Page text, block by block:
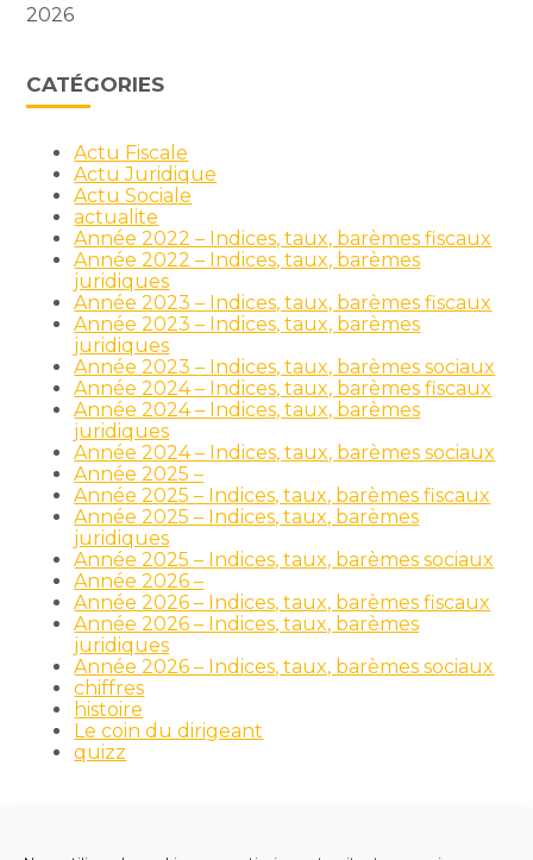
2026
CATÉGORIES
Actu Fiscale
Actu Juridique
Actu Sociale
actualite
Année 2022 – Indices, taux, barèmes fiscaux
Année 2022 – Indices, taux, barèmes
juridiques
Année 2023 – Indices, taux, barèmes fiscaux
Année 2023 – Indices, taux, barèmes
juridiques
Année 2023 – Indices, taux, barèmes sociaux
Année 2024 – Indices, taux, barèmes fiscaux
Année 2024 – Indices, taux, barèmes
juridiques
Année 2024 – Indices, taux, barèmes sociaux
Année 2025 –
Année 2025 – Indices, taux, barèmes fiscaux
Année 2025 – Indices, taux, barèmes
juridiques
Année 2025 – Indices, taux, barèmes sociaux
Année 2026 –
Année 2026 – Indices, taux, barèmes fiscaux
Année 2026 – Indices, taux, barèmes
juridiques
Année 2026 – Indices, taux, barèmes sociaux
chiffres
histoire
Le coin du dirigeant
quizz